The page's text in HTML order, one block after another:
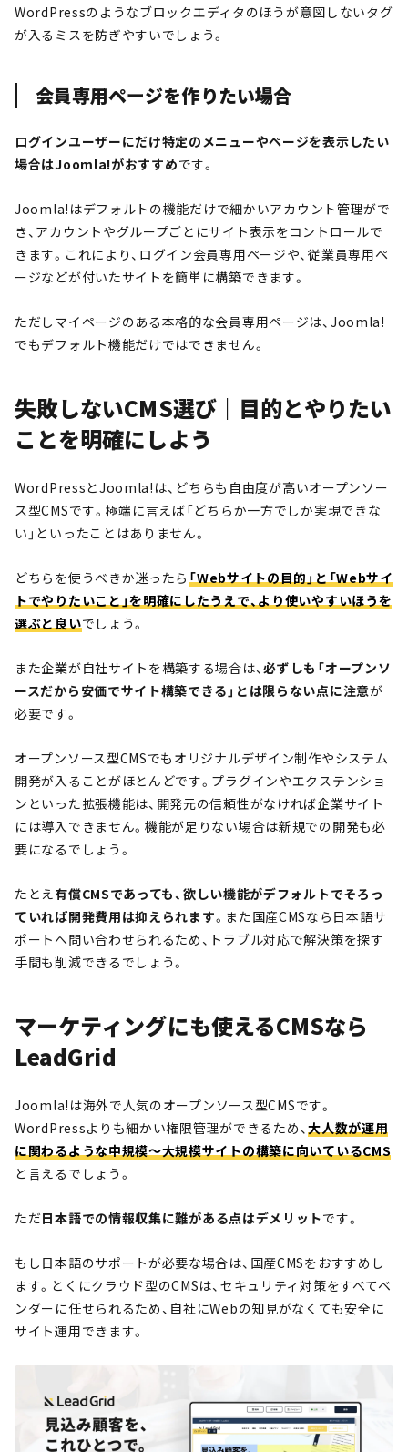
WordPressのようなブロックエディタのほうが意図しないタグ
が入るミスを防ぎやすいでしょう。
会員専用ページを作りたい場合
ログインユーザーにだけ特定のメニューやページを表示したい
場合はJoomla!がおすすめです。
Joomla!はデフォルトの機能だけで細かいアカウント管理がで
き、アカウントやグループごとにサイト表示をコントロールで
きます。これにより、ログイン会員専用ページや、従業員専用ペ
ージなどが付いたサイトを簡単に構築できます。
ただしマイページのある本格的な会員専用ページは、Joomla!
でもデフォルト機能だけではできません。
失敗しないCMS選び｜目的とやりたい
ことを明確にしよう
WordPressとJoomla!は、どちらも自由度が高いオープンソー
ス型CMSです。極端に言えば「どちらか一方でしか実現できな
い」といったことはありません。
どちらを使うべきか迷ったら「Webサイトの目的」と「Webサイ
トでやりたいこと」を明確にしたうえで、より使いやすいほうを
選ぶと良いでしょう。
また企業が自社サイトを構築する場合は、必ずしも「オープンソ
ースだから安価でサイト構築できる」とは限ら ない点に注意が
必要です。
オープンソース型CMSでもオリジナルデザイン制作やシステム
開発が入ることがほとんどです。プラグインやエクステンショ
ンといった拡張機能は、開発元の信頼性がなければ企業サイト
には導入できません。機能が足りない場合は新規での開発も必
要になるでしょう。
たとえ有償CMSであっても、欲しい機能がデフォルトでそろっ
ていれば開発費用は抑えられます。また国産CMSなら日本語サ
ポートへ問い合わせられるため、トラブル対応で解決策を探す
手間も削減できるでしょう。
マーケティングにも使えるCMSなら
LeadGrid
Joomla!は海外で人気のオープンソース型CMSです。
WordPressよりも細かい権限管理ができるため、大人数が運用
に関わるような中規模〜大規模サイトの構築に向いているCMS
と言えるでしょう。
ただ日本語での情報収集に難がある点はデメリットです。
もし日本語のサポートが必要な場合は、国産CMSをおすすめし
ます。とくにクラウド型のCMSは、セキュリティ対策をすべてベ
ンダーに任せられるため、自社にWebの知見がなくても安全に
サイト運用できます。